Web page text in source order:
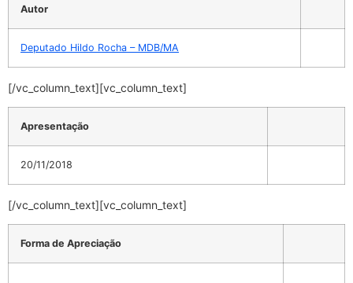
Autor
Deputado Hildo Rocha – MDB/MA
[/vc_column_text][vc_column_text]
Apresentação
20/11/2018
[/vc_column_text][vc_column_text]
Forma de Apreciação